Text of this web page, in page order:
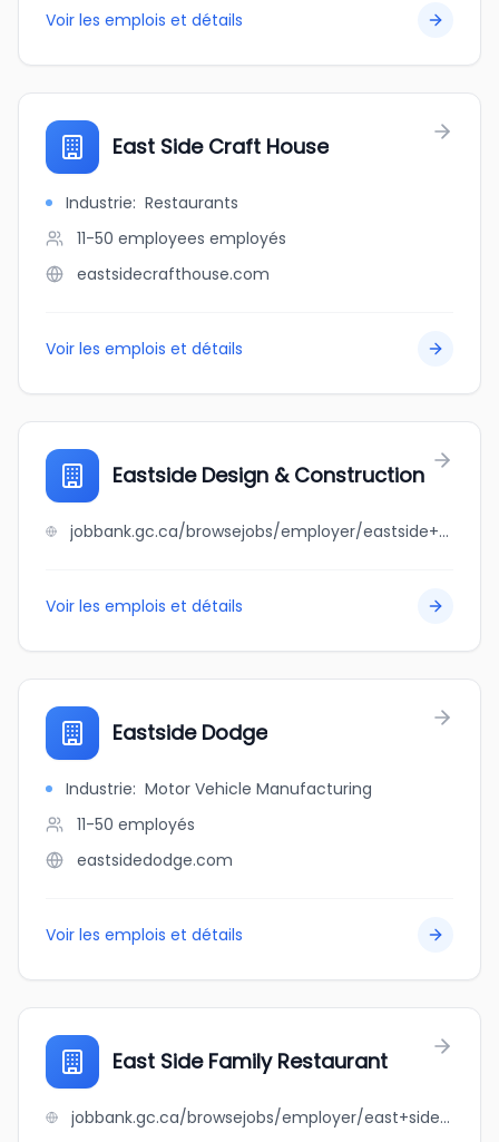
Voir les emplois et détails
East Side Craft House
Industrie: Restaurants
11-50 employees employés
eastsidecrafthouse.com
Voir les emplois et détails
Eastside Design & Construction
jobbank.gc.ca/browsejobs/employer/eastside+design+%26+construction/ca
Voir les emplois et détails
Eastside Dodge
Industrie: Motor Vehicle Manufacturing
11-50 employés
eastsidedodge.com
Voir les emplois et détails
East Side Family Restaurant
jobbank.gc.ca/browsejobs/employer/east+side+family+restaurant/ca